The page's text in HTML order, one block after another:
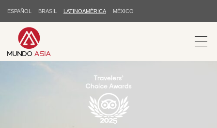
ESPAÑOL BRASIL LATINOAMÉRICA MÉXICO